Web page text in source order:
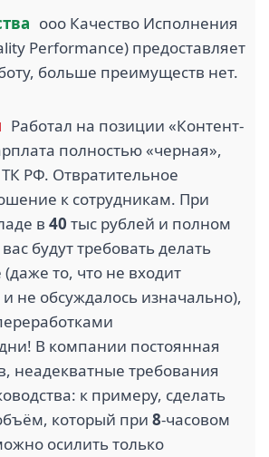
ооо Качество Исполнения
Performance) предоставляет
больше преимуществ нет.
Работал на позиции «Контент-
полностью «черная»,
РФ. Отвратительное
к сотрудникам. При
в 40 тыс рублей и полном
будут требовать делать
то, что не входит
не обсуждалось изначально),
В компании постоянная
неадекватные требования
к примеру, сделать
который при 8-часовом
осилить только